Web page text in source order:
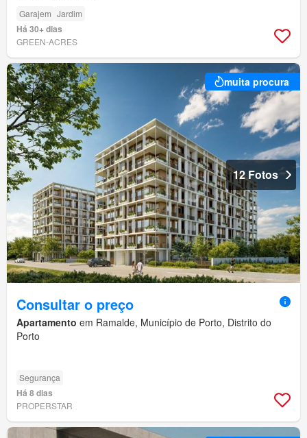
Garajem Jardim
Há 30+ dias
GREEN-ACRES
muita procura
12 Fotos
Consultar o preço
Apartamento em Ramalde, Município de Porto, Distrito do
Porto
Segurança
Há 8 dias
PROPERSTAR